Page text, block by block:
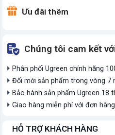
Ưu đãi thêm
Chúng tôi cam kết
Phân phối Ugreen chính hãng
Đổi mới sản phẩm trong vòng 7
Bảo hành sản phẩm Ugreen 18
Giao hàng miễn phí với đơn
HỖ TRỢ KHÁCH HÀNG